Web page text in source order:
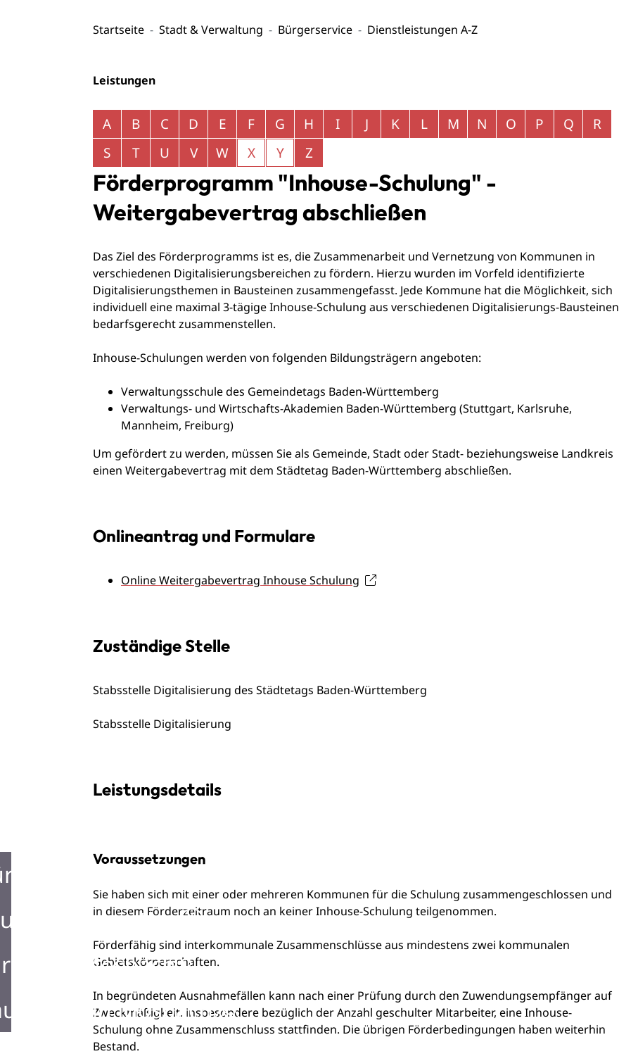
Startseite Stadt & Verwaltung Bürgerservice Dienstleistungen A-Z
Information
in Mosbach
in Mosbach
Leistungen
Alphabetisches Register überspringen
A B C D E F G H I J K L M N O P Q
R
S
T U V W X Y Z
Förderprogramm "Inhouse-Schulung" -
Weitergabevertrag abschließen
Das Ziel des Förderprogramms ist es, die Zusammenarbeit und Vernetzung von Kommunen in
verschiedenen Digitalisierungsbereichen zu fördern. Hierzu wurden im Vorfeld identifizierte
Digitalisierungsthemen in Bausteinen zusammengefasst. Jede Kommune hat die Möglichkeit, sich
individuell eine maximal 3-tägige Inhouse-Schulung aus verschiedenen Digitalisierungs-Bausteinen
bedarfsgerecht zusammenstellen.
Inhouse-Schulungen werden von folgenden Bildungsträgern angeboten:
Verwaltungsschule des Gemeindetags Baden-Württemberg
Verwaltungs- und Wirtschafts-Akademien Baden-Württemberg (Stuttgart, Karlsruhe,
Mannheim, Freiburg)
Um gefördert zu werden, müssen Sie als Gemeinde, Stadt oder Stadt- beziehungsweise Landkreis
einen Weitergabevertrag mit dem Städtetag Baden-Württemberg abschließen.
Onlineantrag und Formulare
Online Weitergabevertrag Inhouse Schulung
Zuständige Stelle
Stabsstelle Digitalisierung des Städtetags Baden-Württemberg
Stabsstelle Digitalisierung
Leistungsdetails
Voraussetzungen
Sie haben sich mit einer oder mehreren Kommunen für die Schulung zusammengeschlossen und
in diesem Förderzeitraum noch an keiner Inhouse-Schulung teilgenommen.
Förderfähig sind interkommunale Zusammenschlüsse aus mindestens zwei kommunalen
Gebietskörperschaften.
In begründeten Ausnahmefällen kann nach einer Prüfung durch den Zuwendungsempfänger auf
Zweckmäßigkeit, insbesondere bezüglich der Anzahl geschulter Mitarbeiter, eine Inhouse-
Schulung ohne Zusammenschluss stattfinden. Die übrigen Förderbedingungen haben weiterhin
Bestand.